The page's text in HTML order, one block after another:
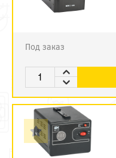
Под заказ